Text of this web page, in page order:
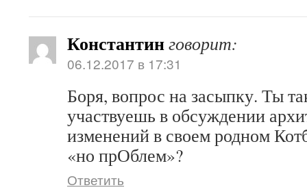
Константинговорит:
06.12.2017 в 17:31
Боря, вопрос на засыпку. Ты
участвуешь в обсуждении
изменений в своем родном
«но прОблем»?
Ответить